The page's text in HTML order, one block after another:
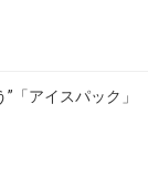
「アイスパック」